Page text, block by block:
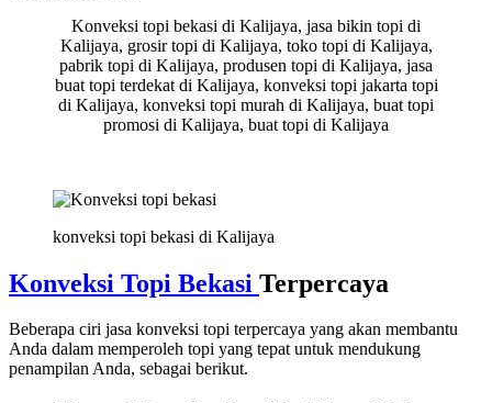
Konveksi topi bekasi di Kalijaya, jasa bikin topi di
Kalijaya, grosir topi di Kalijaya, toko topi di Kalijaya,
pabrik topi di Kalijaya, produsen topi di Kalijaya, jasa
buat topi terdekat di Kalijaya, konveksi topi jakarta topi
di Kalijaya, konveksi topi murah di Kalijaya, buat topi
promosi di Kalijaya, buat topi di Kalijaya
konveksi topi bekasi di Kalijaya
Konveksi Topi Bekasi Terpercaya
Beberapa ciri jasa konveksi topi terpercaya yang akan membantu
Anda dalam memperoleh topi yang tepat untuk mendukung
penampilan Anda, sebagai berikut.